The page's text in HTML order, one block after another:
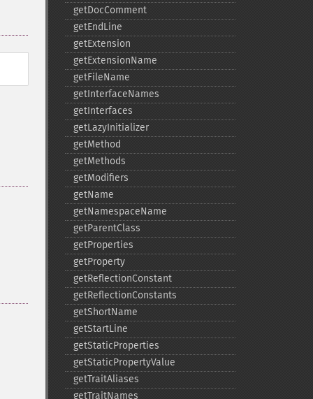
getDocComment
getEndLine
getExtension
getExtensionName
getFileName
getInterfaceNames
getInterfaces
getLazyInitializer
getMethod
getMethods
getModifiers
getName
getNamespaceName
getParentClass
getProperties
getProperty
getReflectionConstant
getReflectionConstants
getShortName
getStartLine
getStaticProperties
getStaticPropertyValue
getTraitAliases
getTraitNames